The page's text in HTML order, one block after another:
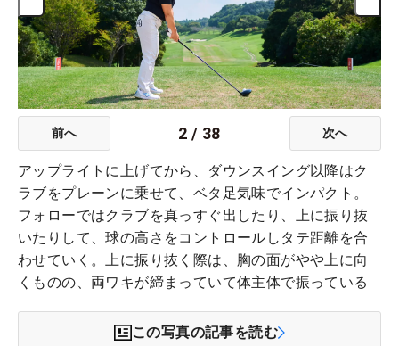
前へ 2 / 38 次へ
アップライトに上げてから、ダウンスイング以降はク
ラブをプレーンに乗せて、ベタ足気味でインパクト。
フォローではクラブを真っすぐ出したり、上に振り抜
いたりして、球の高さをコントロールしタテ距離を合
わせていく。上に振り抜く際は、胸の面がやや上に向
くものの、両ワキが締まっていて体主体で振っている
この写真の記事を読む